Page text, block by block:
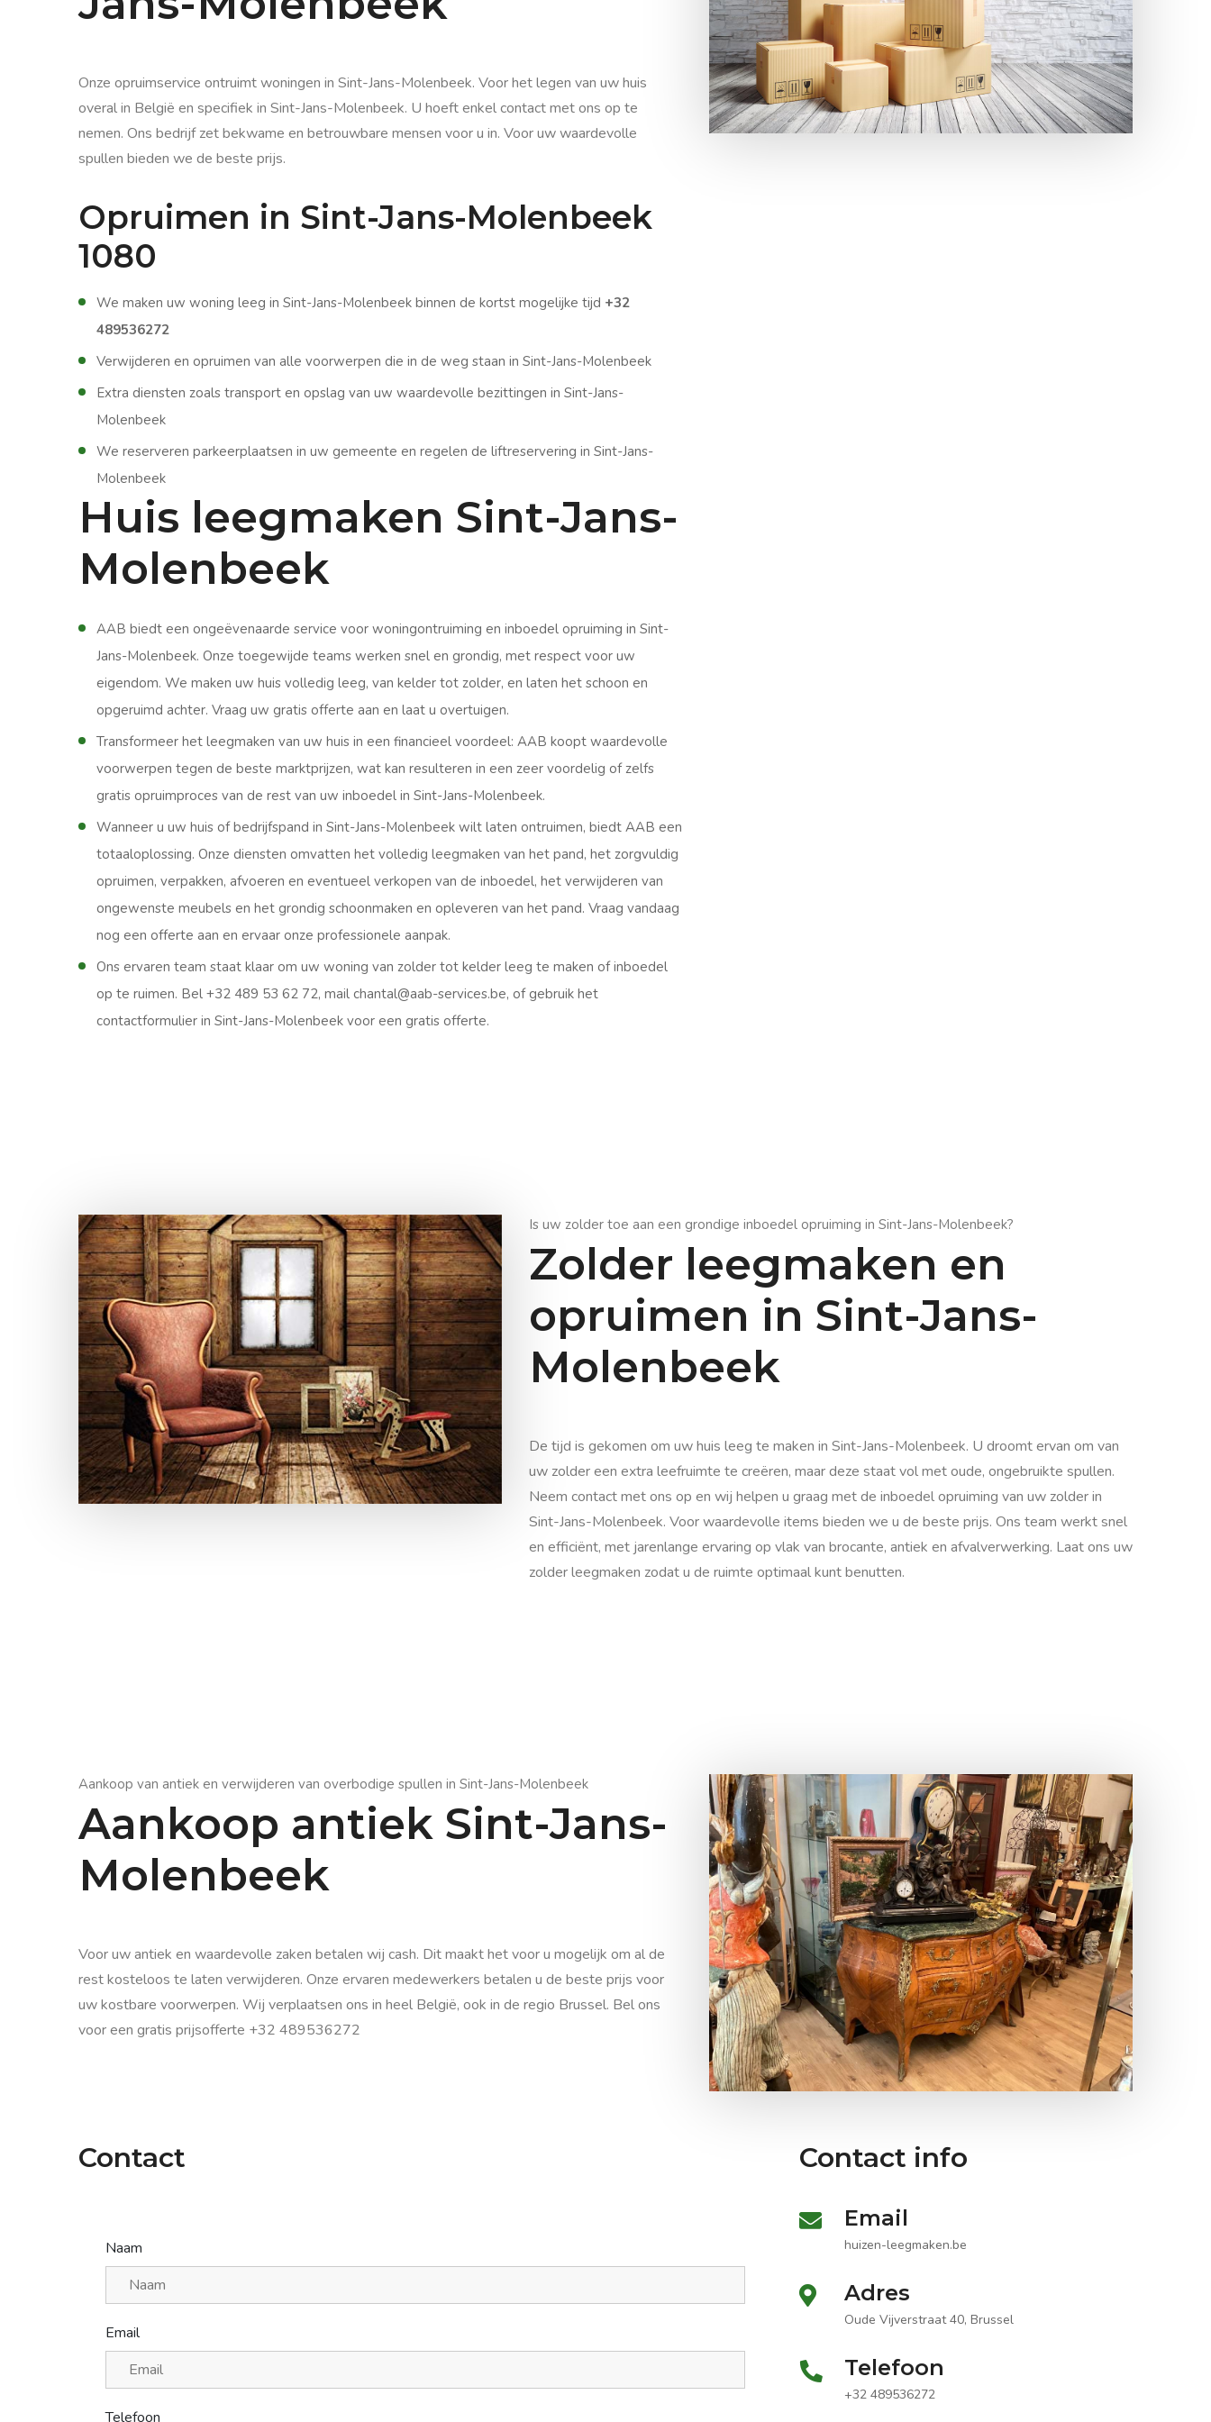
Onze opruimservice ontruimt woningen in Sint-Jans-Molenbeek. Voor het legen van uw huis
overal in België en specifiek in Sint-Jans-Molenbeek. U hoeft enkel contact met ons op te
nemen. Ons bedrijf zet bekwame en betrouwbare mensen voor u in. Voor uw waardevolle
spullen bieden we de beste prijs.
Opruimen in Sint-Jans-Molenbeek
1080
We maken uw woning leeg in Sint-Jans-Molenbeek binnen de kortst mogelijke tijd +32
489536272
Verwijderen en opruimen van alle voorwerpen die in de weg staan in Sint-Jans-Molenbeek
Extra diensten zoals transport en opslag van uw waardevolle bezittingen in Sint-Jans-
Molenbeek
We reserveren parkeerplaatsen in uw gemeente en regelen de liftreservering in Sint-Jans-
Molenbeek
Huis leegmaken Sint-Jans-
Molenbeek
AAB biedt een ongeëvenaarde service voor woningontruiming en inboedel opruiming in Sint-
Jans-Molenbeek. Onze toegewijde teams werken snel en grondig, met respect voor uw
eigendom. We maken uw huis volledig leeg, van kelder tot zolder, en laten het schoon en
opgeruimd achter. Vraag uw gratis offerte aan en laat u overtuigen.
Transformeer het leegmaken van uw huis in een financieel voordeel: AAB koopt waardevolle
voorwerpen tegen de beste marktprijzen, wat kan resulteren in een zeer voordelig of zelfs
gratis opruimproces van de rest van uw inboedel in Sint-Jans-Molenbeek.
Wanneer u uw huis of bedrijfspand in Sint-Jans-Molenbeek wilt laten ontruimen, biedt AAB een
totaaloplossing. Onze diensten omvatten het volledig leegmaken van het pand, het zorgvuldig
opruimen, verpakken, afvoeren en eventueel verkopen van de inboedel, het verwijderen van
ongewenste meubels en het grondig schoonmaken en opleveren van het pand. Vraag vandaag
nog een offerte aan en ervaar onze professionele aanpak.
Ons ervaren team staat klaar om uw woning van zolder tot kelder leeg te maken of inboedel
op te ruimen. Bel +32 489 53 62 72, mail chantal@aab-services.be, of gebruik het
contactformulier in Sint-Jans-Molenbeek voor een gratis offerte.
Is uw zolder toe aan een grondige inboedel opruiming in Sint-Jans-Molenbeek?
Zolder leegmaken en
opruimen in Sint-Jans-
Molenbeek
De tijd is gekomen om uw huis leeg te maken in Sint-Jans-Molenbeek. U droomt ervan om van
uw zolder een extra leefruimte te creëren, maar deze staat vol met oude, ongebruikte spullen.
Neem contact met ons op en wij helpen u graag met de inboedel opruiming van uw zolder in
Sint-Jans-Molenbeek. Voor waardevolle items bieden we u de beste prijs. Ons team werkt snel
en efficiënt, met jarenlange ervaring op vlak van brocante, antiek en afvalverwerking. Laat ons uw
zolder leegmaken zodat u de ruimte optimaal kunt benutten.
Aankoop van antiek en verwijderen van overbodige spullen in Sint-Jans-Molenbeek
Aankoop antiek Sint-Jans-
Molenbeek
Voor uw antiek en waardevolle zaken betalen wij cash. Dit maakt het voor u mogelijk om al de
rest kosteloos te laten verwijderen. Onze ervaren medewerkers betalen u de beste prijs voor
uw kostbare voorwerpen. Wij verplaatsen ons in heel België, ook in de regio Brussel. Bel ons
voor een gratis prijsofferte +32 489536272
Contact
Naam
Email
Telefoon
Contact info
Email
huizen-leegmaken.be
Adres
Oude Vijverstraat 40, Brussel
Telefoon
+32 489536272